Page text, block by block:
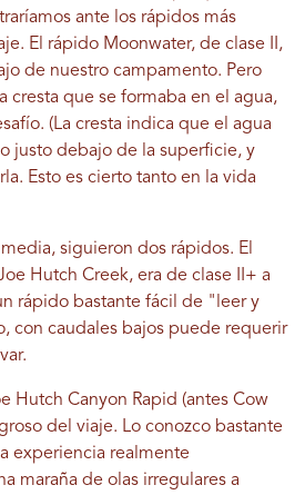
ante los rápidos más
El rápido Moonwater, de clase II,
de nuestro campamento. Pero
cresta que se formaba en el agua,
(La cresta indica que el agua
justo debajo de la superficie, y
Esto es cierto tanto en la vida
siguieron dos rápidos. El
Hutch Creek, era de clase II+ a
rápido bastante fácil de "leer y
con caudales bajos puede requerir
Hutch Canyon Rapid (antes Cow
del viaje. Lo conozco bastante
experiencia realmente
maraña de olas irregulares a